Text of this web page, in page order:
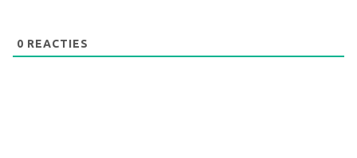
0 REACTIES